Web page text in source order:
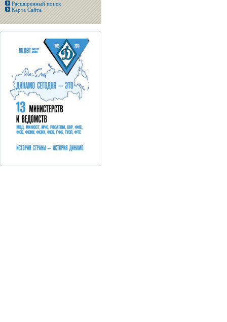
Расширенный поиск
Карта Сайта